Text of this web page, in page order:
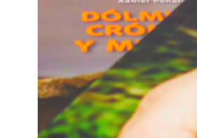
n2 Catalogue 2024